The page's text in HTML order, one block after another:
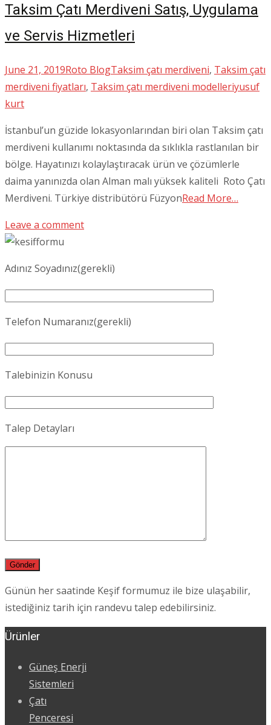
Taksim Çatı Merdiveni Satış, Uygulama
ve Servis Hizmetleri
June 21, 2019Roto BlogTaksim çatı merdiveni, Taksim çatı
merdiveni fiyatları, Taksim çatı merdiveni modelleriyusuf
kurt
İstanbul’un güzide lokasyonlarından biri olan Taksim çatı
merdiveni kullanımı noktasında da sıklıkla rastlanılan bir
bölge. Hayatınızı kolaylaştıracak ürün ve çözümlerle
daima yanınızda olan Alman malı yüksek kaliteli Roto Çatı
Merdiveni. Türkiye distribütörü FüzyonRead More…
Leave a comment
Adınız Soyadınız(gerekli)
Telefon Numaranız(gerekli)
Talebinizin Konusu
Talep Detayları
Günün her saatinde Keşif formumuz ile bize ulaşabilir,
istediğiniz tarih için randevu talep edebilirsiniz.
Ürünler
Güneş Enerji
Sistemleri
Çatı
Penceresi